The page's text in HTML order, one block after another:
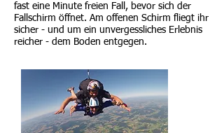
fast eine Minute freien Fall, bevor sich der
Fallschirm öffnet. Am offenen Schirm fliegt ihr
sicher - und um ein unvergessliches Erlebnis
reicher - dem Boden entgegen.